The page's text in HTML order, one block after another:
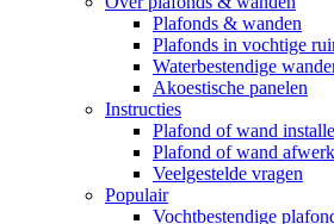
Plafonds & wanden
Plafonds in vochtige
Waterbestendige
Akoestische panelen
Instructies
Plafond of wand
Plafond of wand
Veelgestelde vragen
Populair
Vochtbestendige